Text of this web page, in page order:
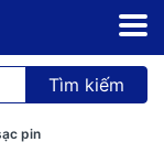
Tìm kiếm
pin